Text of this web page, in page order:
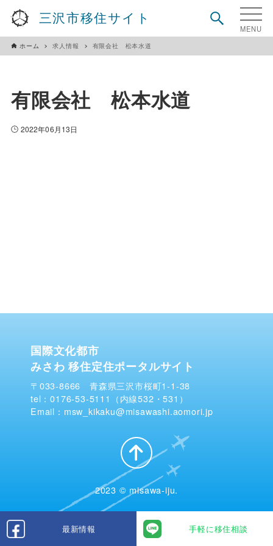
三沢市移住サイト
最新情報 手軽に移住相談
ホーム 求人情報 有限会社 松本水道
有限会社 松本水道
2022年06月13日
国際文化都市
みさわ 移住定住ポータルサイト
〒033-8666 青森県三沢市桜町1-1-38
tel：0176-53-5111（内線532・531）
Email：msw_kikaku@misawashi.aomori.jp
2023 © misawa-iju.